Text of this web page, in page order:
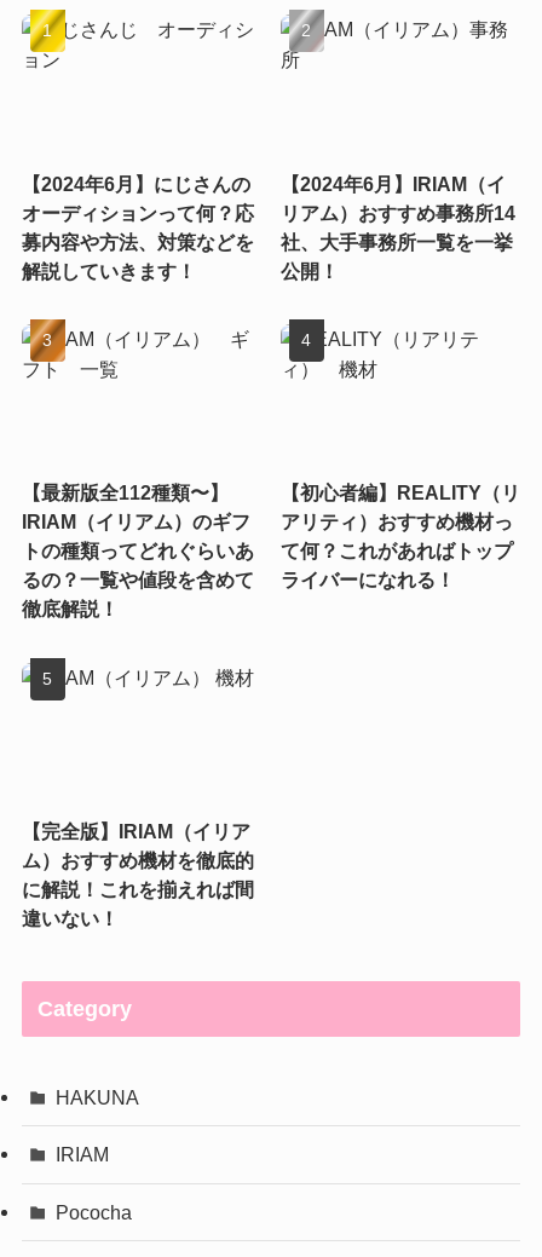
【2024年6月】にじさんの
オーディションって何？応
募内容や方法、対策などを
解説していきます！
【2024年6月】IRIAM（イ
リアム）おすすめ事務所14
社、大手事務所一覧を一挙
公開！
【最新版全112種類〜】
IRIAM（イリアム）のギフ
トの種類ってどれぐらいあ
るの？一覧や値段を含めて
徹底解説！
【初心者編】REALITY（リ
アリティ）おすすめ機材っ
て何？これがあればトップ
ライバーになれる！
【完全版】IRIAM（イリア
ム）おすすめ機材を徹底的
に解説！これを揃えれば間
違いない！
Category
HAKUNA
IRIAM
Pococha